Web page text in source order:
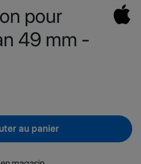
pour
49 mm -
au panier